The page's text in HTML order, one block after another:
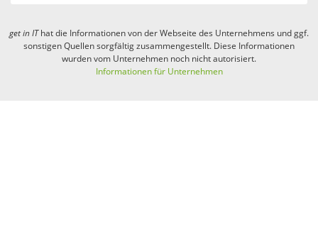
get in IThat die Informationen von der Webseite des Unternehmens und ggf.
sonstigen Quellen sorgfältig zusammengestellt. Diese Informationen
wurden vom Unternehmen noch nicht autorisiert.
Informationen für Unternehmen